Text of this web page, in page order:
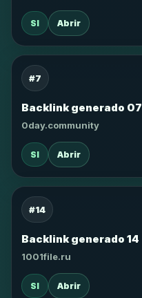
SI Abrir
#7
Backlink generado 07
0day.community
SI Abrir
#14
Backlink generado 14
1001file.ru
SI Abrir